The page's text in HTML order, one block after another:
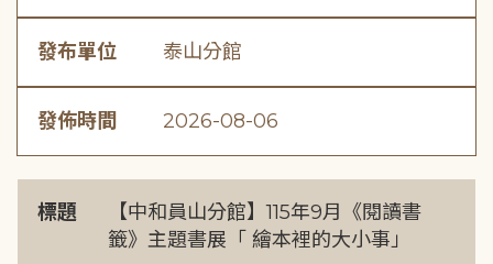
發布單位 泰山分館
發佈時間 2026-08-06
標題
【中和員山分館】115年9月《閱讀書
籤》主題書展「 繪本裡的大小事」